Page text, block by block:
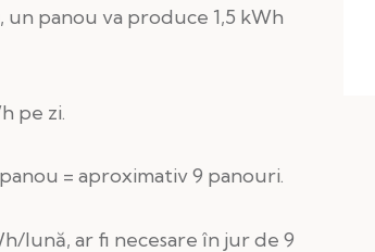
un panou va produce 1,5 kWh
pe zi.
= aproximativ 9 panouri.
lună, ar fi necesare în jur de 9